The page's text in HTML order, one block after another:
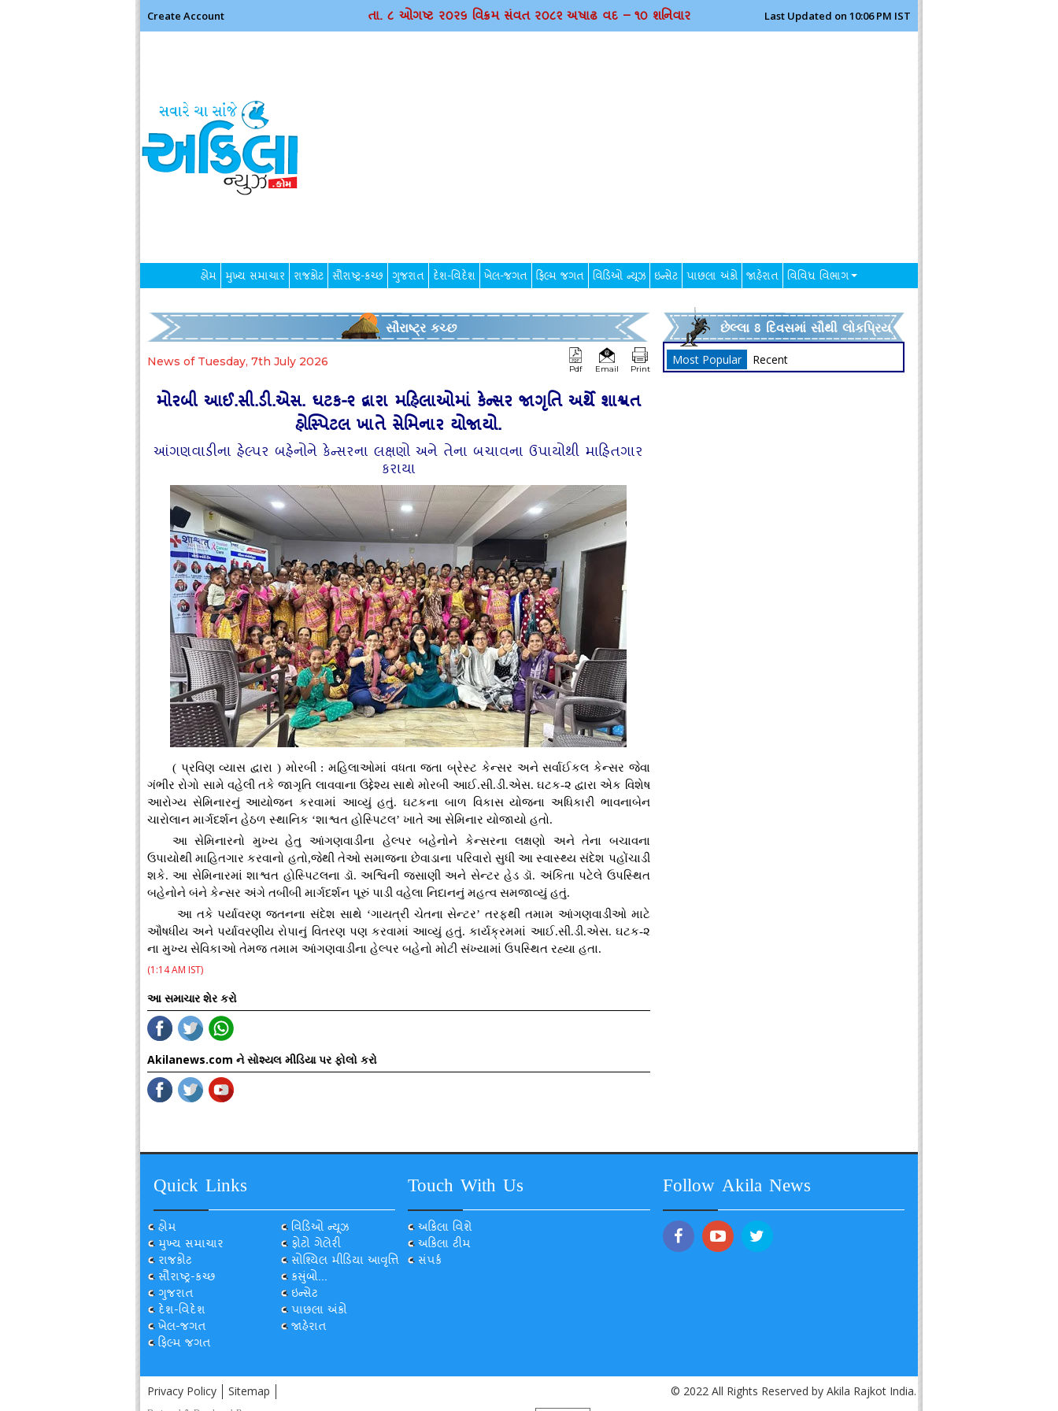
Create Account તા. ૮ ઓગષ્ટ ર૦ર૬ વિક્રમ સંવત ર૦૮૨ અષાઢ વદ – ૧૦ શનિવાર Last Updated on 10:06 PM IST
હોમ મુખ્ય સમાચાર રાજકોટ સૌરાષ્ટ્ર-કચ્છ ગુજરાત દેશ-વિદેશ ખેલ-જગત ફિલ્મ જગત વિડિઓ ન્યૂઝ ઇન્સેટ પાછલા અંકો જાહેરાત વિવિધ વિભાગ
સૌરાષ્ટ્ર કચ્છ
News of Tuesday, 7th July 2026
Pdf Email Print
મોરબી આઈ.સી.ડી.એસ. ઘટક-૨ દ્વારા મહિલાઓમાં કેન્સર જાગૃતિ અર્થે શાશ્વત
હોસ્પિટલ ખાતે સેમિનાર યોજાયો.
આંગણવાડીના હેલ્પર બહેનોને કેન્સરના લક્ષણો અને તેના બચાવના ઉપાયોથી માહિતગાર
કરાયા
( પ્રવિણ વ્યાસ દ્વારા ) મોરબી : મહિલાઓમાં વધતા જતા બ્રેસ્ટ કેન્સર અને સર્વાઈકલ કેન્સર જેવા
ગંભીર રોગો સામે વહેલી તકે જાગૃતિ લાવવાના ઉદ્દેશ્ય સાથે મોરબી આઈ.સી.ડી.એસ. ઘટક-૨ દ્વારા એક વિશેષ
આરોગ્ય સેમિનારનું આયોજન કરવામાં આવ્યું હતું. ઘટકના બાળ વિકાસ યોજના અધિકારી ભાવનાબેન
ચારોલાન માર્ગદર્શન હેઠળ સ્થાનિક ‘શાશ્વત હોસ્પિટલ’ ખાતે આ સેમિનાર યોજાયો હતો.
આ સેમિનારનો મુખ્ય હેતુ આંગણવાડીના હેલ્પર બહેનોને કેન્સરના લક્ષણો અને તેના બચાવના
ઉપાયોથી માહિતગાર કરવાનો હતો,જેથી તેઓ સમાજના છેવાડાના પરિવારો સુધી આ સ્વાસ્થ્ય સંદેશ પહોંચાડી
શકે. આ સેમિનારમાં શાશ્વત હોસ્પિટલના ડૉ. અશ્વિની જસાણી અને સેન્ટર હેડ ડૉ. અંકિતા પટેલે ઉપસ્થિત
બહેનોને બંને કેન્સર અંગે તબીબી માર્ગદર્શન પૂરું પાડી વહેલા નિદાનનું મહત્વ સમજાવ્યું હતું.
આ તકે પર્યાવરણ જતનના સંદેશ સાથે ‘ગાયત્રી ચેતના સેન્ટર’ તરફથી તમામ આંગણવાડીઓ માટે
ઔષધીય અને પર્યાવરણીય રોપાનું વિતરણ પણ કરવામાં આવ્યું હતું. કાર્યક્રમમાં આઈ.સી.ડી.એસ. ઘટક-૨
ના મુખ્ય સેવિકાઓ તેમજ તમામ આંગણવાડીના હેલ્પર બહેનો મોટી સંખ્યામાં ઉપસ્થિત રહ્યા હતા.
(1:14 AM IST)
આ સમાચાર શેર કરો
Akilanews.com ને સોશ્યલ મીડિયા પર ફોલો કરો
છેલ્લા 8 દિવસમાં સૌથી લોકપ્રિય
Most Popular Recent
Quick Links
હોમ
મુખ્ય સમાચાર
રાજકોટ
સૌરાષ્ટ્ર-કચ્છ
ગુજરાત
દેશ-વિદેશ
ખેલ-જગત
ફિલ્મ જગત
વિડિઓ ન્યૂઝ
ફોટો ગેલેરી
સોશ્યિલ મીડિયા આવૃત્તિ
કસુંબો...
ઇન્સેટ
પાછલા અંકો
જાહેરાત
Touch With Us
અકિલા વિશે
અકિલા ટીમ
સંપર્ક
Follow Akila News
Privacy Policy Sitemap © 2022 All Rights Reserved by Akila Rajkot India.